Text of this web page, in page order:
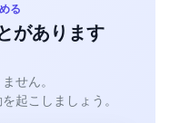
る
があります
せん。
起こしましょう。